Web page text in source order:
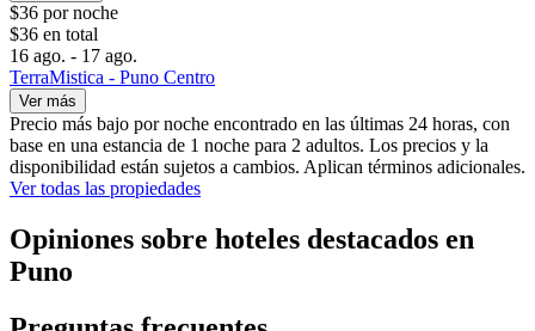
$36 por noche
$36 en total
16 ago. - 17 ago.
TerraMistica - Puno Centro
Ver más
Precio más bajo por noche encontrado en las últimas 24 horas, con
base en una estancia de 1 noche para 2 adultos. Los precios y la
disponibilidad están sujetos a cambios. Aplican términos adicionales.
Ver todas las propiedades
Opiniones sobre hoteles destacados en
Puno